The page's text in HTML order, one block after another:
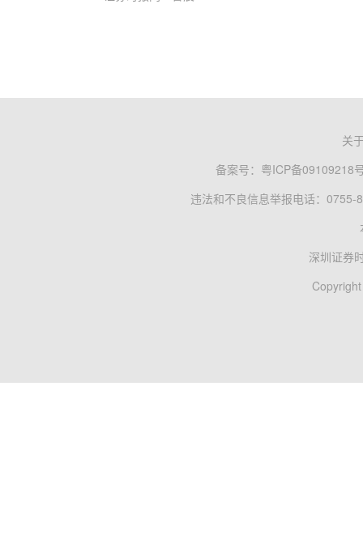
关
备案号： 粤ICP备09109218
违法和不良信息举报电话：0755-
深圳证券